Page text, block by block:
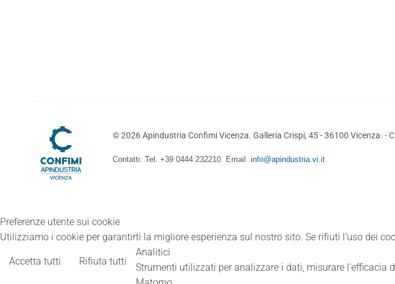
©2026Apindustria Confimi Vicenza. Galleria Crispi, 45 - 36100 Vicenza. -
Contatti: Tel. +39 0444 232210 Email info@apindustria.vi.it
Preferenze utente sui cookie
Utilizziamo i cookie per garantirti la migliore esperienza sul nostro sito. Se rifiuti l’uso dei
Accetta tutti Rifiuta tutti
Analitici
Strumenti utilizzati per analizzare i dati, misurare l’efficacia